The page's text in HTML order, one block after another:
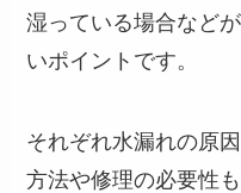
湿っている場合など
いポイントです。
それぞれ水漏れの原
方法や修理の必要性も